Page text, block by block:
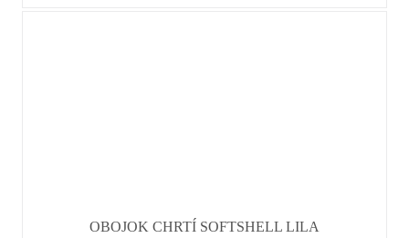
OBOJOK CHRTÍ SOFTSHELL LILA